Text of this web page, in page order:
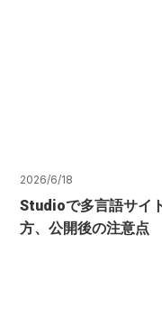
2026/6/18
Studioで多言語サイ
方、公開後の注意点